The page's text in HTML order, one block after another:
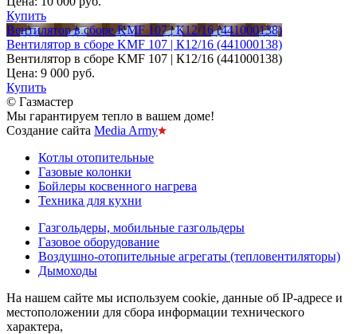
Купить
Вентилятор в сборе KMF 107 | К12/16 (441000138)
Вентилятор в сборе KMF 107 | К12/16 (441000138)
Вентилятор в сборе KMF 107 | К12/16 (441000138)
Цена: 9 000 руб.
Купить
© Газмастер
Мы гарантируем тепло в вашем доме!
Создание сайта Media Army
Котлы отопительные
Газовые колонки
Бойлеры косвенного нагрева
Техника для кухни
Газгольдеры, мобильные газгольдеры
Газовое оборудование
Воздушно-отопительные агрегаты (тепловентиляторы)
Дымоходы
На нашем сайте мы используем cookie, данные об IP-адресе и
местоположении для сбора информации технического
характера,